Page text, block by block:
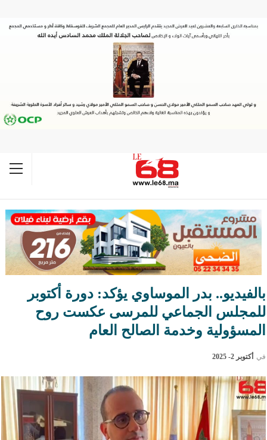
بالفيديو.. بدر الموساوي يؤكد: دورة أكتوبر
للمجلس الجماعي للمرسى عكست روح
المسؤولية وخدمة الصالح العام
في أكتوبر 2- 2025